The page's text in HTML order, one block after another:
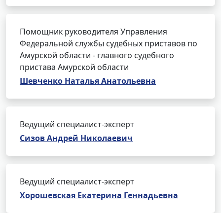
Помощник руководителя Управления
Федеральной службы судебных приставов по
Амурской области - главного судебного
пристава Амурской области
Шевченко Наталья Анатольевна
Ведущий специалист-эксперт
Сизов Андрей Николаевич
Ведущий специалист-эксперт
Хорошевская Екатерина Геннадьевна